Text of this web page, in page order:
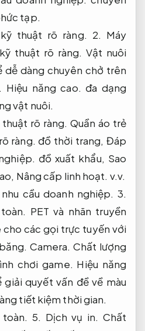
tạp.
thuật rõ ràng. 2. Máy
thuật rõ ràng. Vật nuôi
dễ dàng chuyên chở trên
Hiệu năng cao. đa dạng
vật nuôi.
rõ ràng. Quần áo trẻ
ràng. đồ thời trang, Đáp
đồ xuất khẩu, Sao
Nâng cấp linh hoạt. v.v.
cầu doanh nghiệp. 3.
PET và nhãn truyền
các gọi trực tuyến với
Camera. Chất lượng
chơi game. Hiệu năng
giải quyết vấn đề về màu
tiết kiệm thời gian.
5. Dịch vụ in. Chất